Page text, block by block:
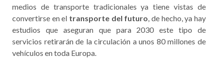
medios de transporte tradicionales ya tiene vistas de
convertirse en el transporte del futuro, de hecho, ya hay
estudios que aseguran que para 2030 este tipo de
servicios retirarán de la circulación a unos 80 millones de
vehículos en toda Europa.